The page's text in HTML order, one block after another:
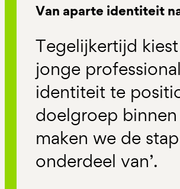
Van aparte identiteit
Tegelijkertijd
jonge
identiteit te
doelgroep
maken we de stap
onderdeel van’.